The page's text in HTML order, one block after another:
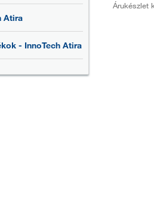
Atira
- InnoTech Atira
Árukészlet